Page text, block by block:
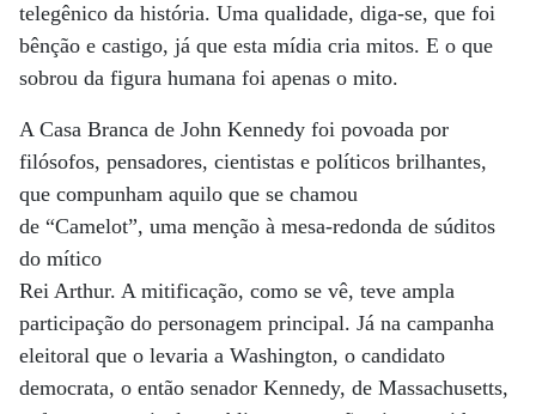
telegênico da história. Uma qualidade, diga-se, que foi
bênção e castigo, já que esta mídia cria mitos. E o que
sobrou da figura humana foi apenas o mito.
A Casa Branca de John Kennedy foi povoada por
filósofos, pensadores, cientistas e políticos brilhantes,
que compunham aquilo que se chamou
de “Camelot”, uma menção à mesa-redonda de súditos
do mítico
Rei Arthur. A mitificação, como se vê, teve ampla
participação do personagem principal. Já na campanha
eleitoral que o levaria a Washington, o candidato
democrata, o então senador Kennedy, de Massachusetts,